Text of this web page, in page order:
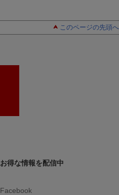
このページの先頭へ
お得な情報を配信中
Facebook